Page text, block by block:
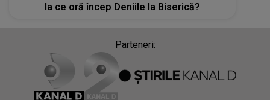
la ce oră încep Deniile la Biserică?
Parteneri: